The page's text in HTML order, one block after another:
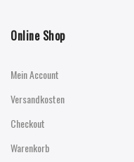
Online Shop
Mein Account
Versandkosten
Checkout
Warenkorb